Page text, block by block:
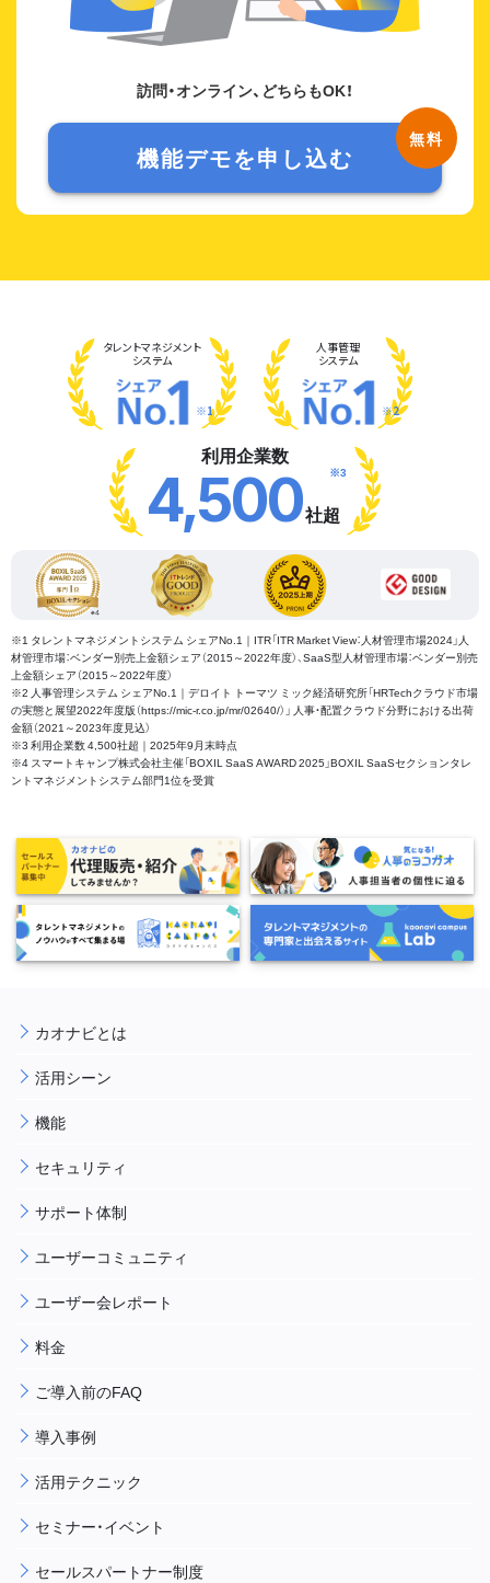
訪問・オンライン、どちらもOK！
機能デモを申し込む
タレントマネジメント
システム
※1
人事管理
システム
※2
利用企業数
4,500社超
※3
※1 タレントマネジメントシステム シェアNo.1｜ITR「ITR Market View：人材管理市場2024」人
材管理市場：ベンダー別売上金額シェア（2015～2022年度）、SaaS型人材管理市場：ベンダー別売
上金額シェア（2015～2022年度）
※2 人事管理システム シェアNo.1｜デロイト トーマツ ミック経済研究所「HRTechクラウド市場
の実態と展望2022年度版（https://mic-r.co.jp/mr/02640/）」 人事・配置クラウド分野における出荷
金額（2021～2023年度見込）
※3 利用企業数 4,500社超｜2025年9月末時点
※4 スマートキャンプ株式会社主催「BOXIL SaaS AWARD 2025」BOXIL SaaSセクションタレ
ントマネジメントシステム部門1位を受賞
カオナビとは
活用シーン
機能
セキュリティ
サポート体制
ユーザーコミュニティ
ユーザー会レポート
料金
ご導入前のFAQ
導入事例
活用テクニック
セミナー・イベント
セールスパートナー制度